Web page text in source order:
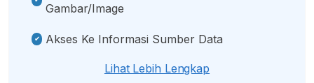
Gambar/image
Akses Ke Informasi Sumber Data
Lihat Lebih Lengkap